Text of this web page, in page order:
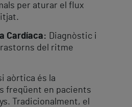
per aturar el flux
Cardíaca: Diagnòstic i
del ritme
aòrtica és la
freqüent en pacients
Tradicionalment, el